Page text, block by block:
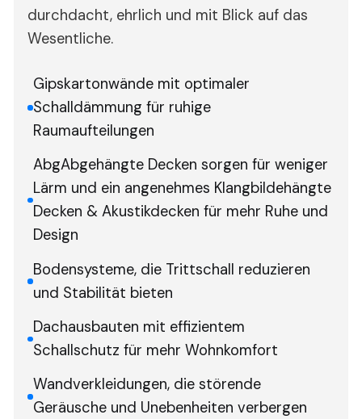
durchdacht, ehrlich und mit Blick auf das
Wesentliche.
Gipskartonwände mit optimaler
Schalldämmung für ruhige
Raumaufteilungen
AbgAbgehängte Decken sorgen für weniger
Lärm und ein angenehmes Klangbildehängte
Decken & Akustikdecken für mehr Ruhe und
Design
Bodensysteme, die Trittschall reduzieren
und Stabilität bieten
Dachausbauten mit effizientem
Schallschutz für mehr Wohnkomfort
Wandverkleidungen, die störende
Geräusche und Unebenheiten verbergen